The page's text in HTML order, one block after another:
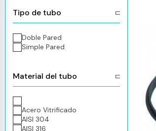
Tipo de tubo
Doble Pared
Simple Pared
Material del tubo
Acero Vitrificado
AISI 304
AISI 316